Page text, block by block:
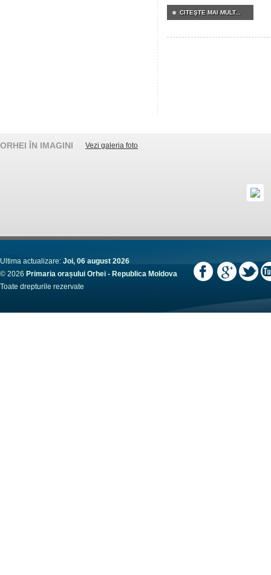
CITEŞTE MAI MULT...
ORHEI ÎN IMAGINI Vezi galeria foto
Ultima actualizare: Joi, 06 august 2026
© 2026 Primaria orașului Orhei - Republica Moldova
Toate drepturile rezervate